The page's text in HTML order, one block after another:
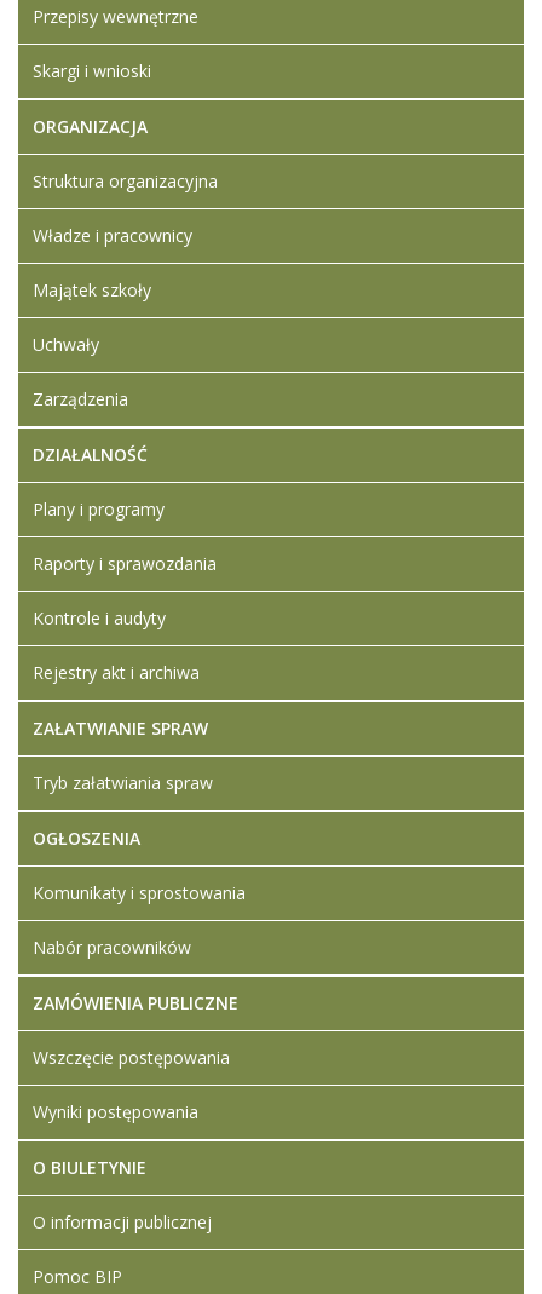
Raport o
stanie
zapewnienia
dostępności
podmiotu
publicznego
dzień
11.03.2021
Artykuł został
zmieniony.
Iwona
Przepisy wewnętrzne
Skargi i wnioski
ORGANIZACJA
Struktura organizacyjna
Władze i pracownicy
Majątek szkoły
Uchwały
Zarządzenia
DZIAŁALNOŚĆ
Plany i programy
Raporty i sprawozdania
Kontrole i audyty
Rejestry akt i archiwa
ZAŁATWIANIE SPRAW
Tryb załatwiania spraw
OGŁOSZENIA
Komunikaty i sprostowania
Nabór pracowników
ZAMÓWIENIA PUBLICZNE
Wszczęcie postępowania
Wyniki postępowania
O BIULETYNIE
O informacji publicznej
Pomoc BIP